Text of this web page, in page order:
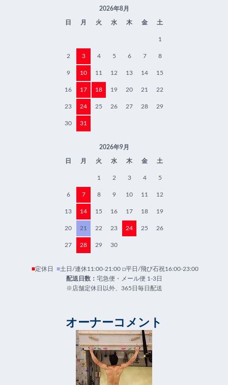
2026年8月
日 月 火 水 木 金 土
1
2 3 4 5 6 7 8
9 10 11 12 13 14 15
16 17 18 19 20 21 22
23 24 25 26 27 28 29
30 31
2026年9月
日 月 火 水 木 金 土
1 2 3 4 5
6 7 8 9 10 11 12
13 14 15 16 17 18 19
20 21 22 23 24 25 26
27 28 29 30
■定休日 ■土日/連休11:00-21:00 □平日/飛び石祝16:00-23:00
配送日数： 宅急便・メール便 1-3日
※店舗定休日以外、365日毎日配送
オーナーコメント